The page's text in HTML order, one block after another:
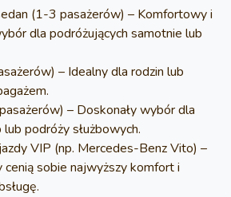
(1-3 pasażerów) – Komfortowy i
dla podróżujących samotnie lub
– Idealny dla rodzin lub
– Doskonały wybór dla
podróży służbowych.
VIP (np. Mercedes-Benz Vito) –
cenią sobie najwyższy komfort i